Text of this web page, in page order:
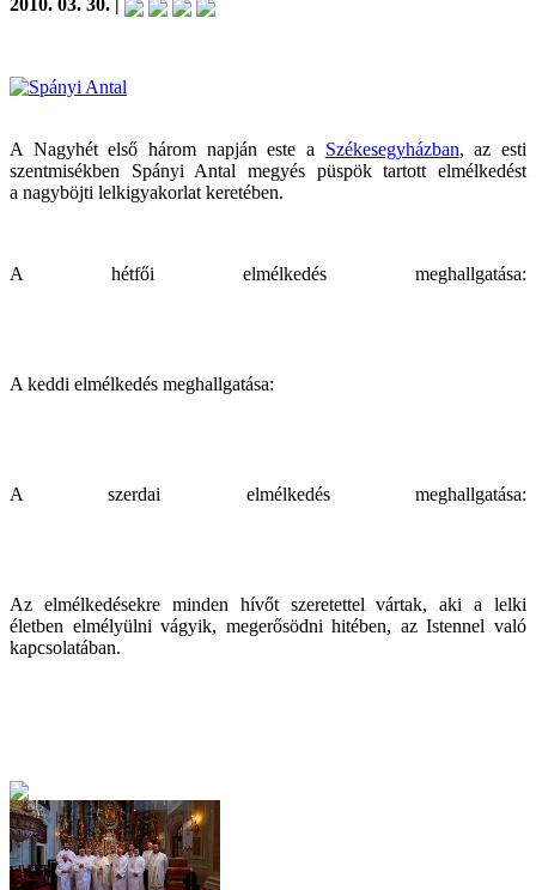
2010. 03. 30. |
A Nagyhét első három napján este a Székesegyházban, az esti
szentmisékben Spányi Antal megyés püspök tartott elmélkedést
a nagyböjti lelkigyakorlat keretében.
A hétfői elmélkedés meghallgatása:
A keddi elmélkedés meghallgatása:
A szerdai elmélkedés meghallgatása:
Az elmélkedésekre minden hívőt szeretettel vártak, aki a lelki
életben elmélyülni vágyik, megerősödni hitében, az Istennel való
kapcsolatában.